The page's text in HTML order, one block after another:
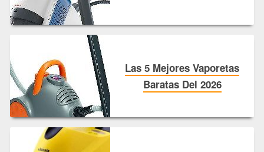
Las 5 Mejores Vaporetas
Baratas Del 2026